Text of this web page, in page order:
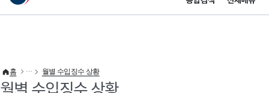
이 누리집은 대한민국 공식 전자정부 누리집입니다.
홈 월별 수입징수 상황